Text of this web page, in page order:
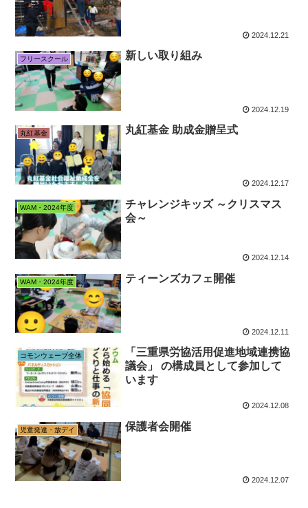
2024.12.21
フリースクール 新しい取り組み
2024.12.19
丸紅基金 丸紅基金 助成金贈呈式
2024.12.17
WAM・2024年度
チャレンジキッズ ～クリスマス
会～
2024.12.14
WAM・2024年度 ティーンズカフェ開催
2024.12.11
コモンウェーブ全体
「三重県労協活用促進地域連携協
議会」 の構成員として参加して
います
2024.12.08
児童発達・放デイ 保護者会開催
2024.12.07